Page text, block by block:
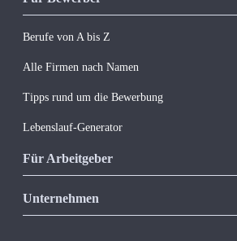
Berufe von A bis Z
Alle Firmen nach Namen
Tipps rund um die Bewerbung
Lebenslauf-Generator
Für Arbeitgeber
Unsere Produkte
Unternehmen